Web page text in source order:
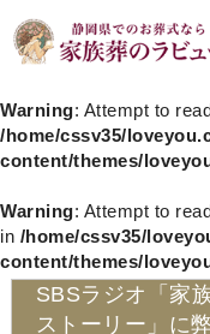
Warning: Attempt to
/home/cssv35/
content/themes/
Warning: Attempt to
in /home/cssv35/
content/themes/
SBSラジオ「家
ストーリー」に